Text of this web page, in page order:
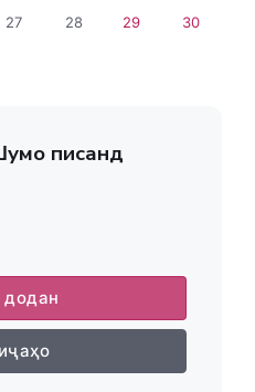
27 28 29
30
писанд
додан